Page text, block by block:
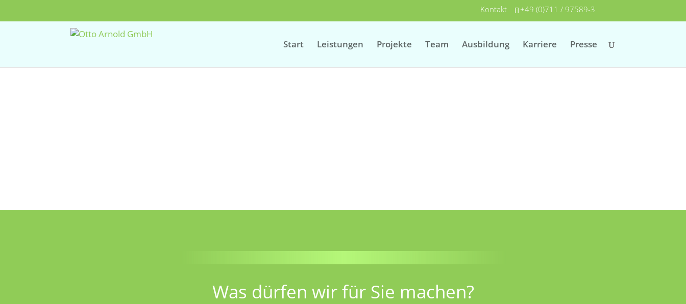
+49 (0)711 / 97589-3
Kontakt
Start Leistungen Projekte Team Ausbildung Karriere Presse
Was dürfen wir für Sie machen?